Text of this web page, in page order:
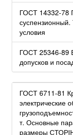
ГОСТ 14332-78
суспензионный.
условия
ГОСТ 25346-89
допусков и
ГОСТ 6711-81
электрические
т. Основные
размеры